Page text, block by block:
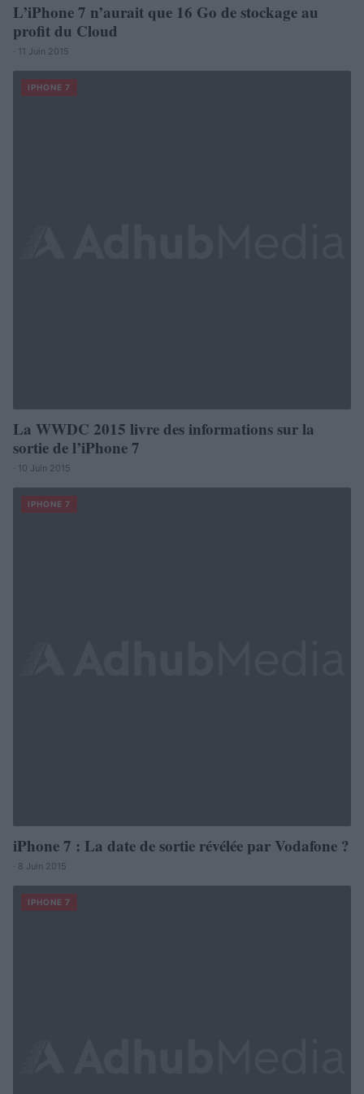
L’iPhone 7 n’aurait que 16 Go de stockage au
profit du Cloud
· 11 Juin 2015
IPHONE 7
La WWDC 2015 livre des informations sur la
sortie de l’iPhone 7
· 10 Juin 2015
IPHONE 7
iPhone 7 : La date de sortie révélée par Vodafone ?
· 8 Juin 2015
IPHONE 7